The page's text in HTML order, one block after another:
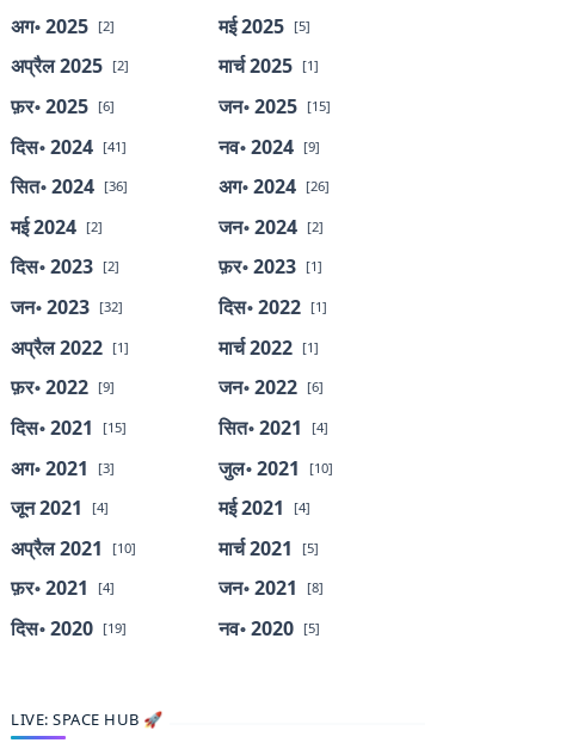
अग॰ 2025 [2] मई 2025 [5]
अप्रैल 2025 [2] मार्च 2025 [1]
फ़र॰ 2025 [6] जन॰ 2025 [15]
दिस॰ 2024 [41] नव॰ 2024 [9]
सित॰ 2024 [36] अग॰ 2024 [26]
मई 2024 [2] जन॰ 2024 [2]
दिस॰ 2023 [2] फ़र॰ 2023 [1]
जन॰ 2023 [32] दिस॰ 2022 [1]
अप्रैल 2022 [1] मार्च 2022 [1]
फ़र॰ 2022 [9] जन॰ 2022 [6]
दिस॰ 2021 [15] सित॰ 2021 [4]
अग॰ 2021 [3] जुल॰ 2021 [10]
जून 2021 [4] मई 2021 [4]
अप्रैल 2021 [10] मार्च 2021 [5]
फ़र॰ 2021 [4] जन॰ 2021 [8]
दिस॰ 2020 [19] नव॰ 2020 [5]
LIVE: SPACE HUB 🚀